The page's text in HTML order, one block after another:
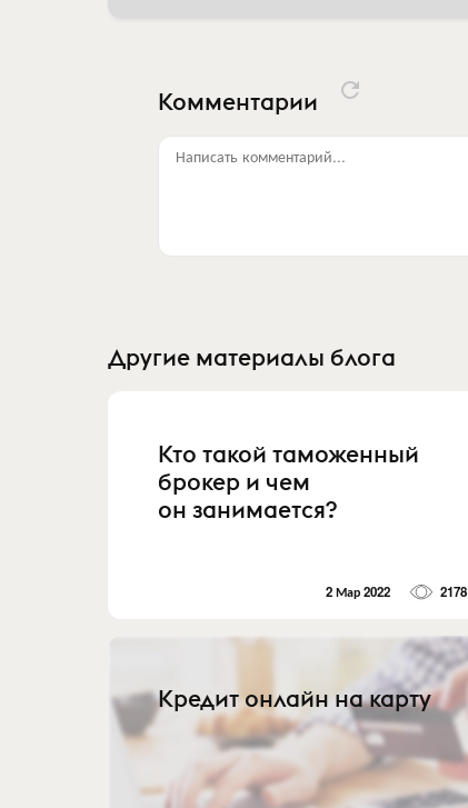
Комментарии
Написать комментарий...
Другие материалы блога
Кто такой таможенный
брокер и чем
он занимается?
2 Мар 2022 2178
Кредит онлайн на карту